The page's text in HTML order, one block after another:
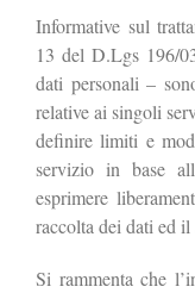
Informative sul
13 del D.Lgs 196/
dati personali –
relative ai singoli
definire limiti e
servizio in base
esprimere
raccolta dei dati ed
Si rammenta che